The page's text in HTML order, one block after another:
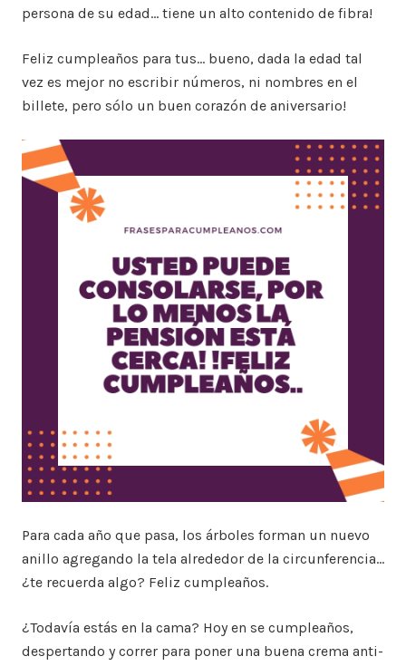
persona de su edad… tiene un alto contenido de fibra!
Feliz cumpleaños para tus… bueno, dada la edad tal
vez es mejor no escribir números, ni nombres en el
billete, pero sólo un buen corazón de aniversario!
Para cada año que pasa, los árboles forman un nuevo
anillo agregando la tela alrededor de la circunferencia…
¿te recuerda algo? Feliz cumpleaños.
¿Todavía estás en la cama? Hoy en se cumpleaños,
despertando y correr para poner una buena crema anti-